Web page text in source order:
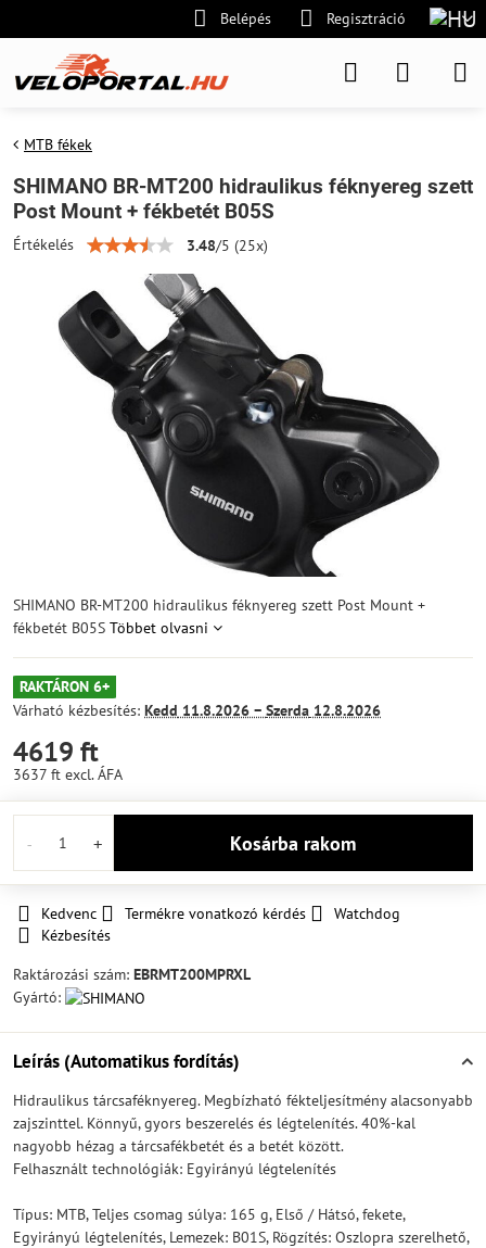
Belépés Regisztráció
MTB fékek
SHIMANO BR-MT200 hidraulikus féknyereg szett
Post Mount + fékbetét B05S
Értékelés 3.48/5 (25x)
SHIMANO BR-MT200 hidraulikus féknyereg szett Post Mount +
fékbetét B05S Többet olvasni
RAKTÁRON 6+
Várható kézbesítés: Kedd 11.8.2026 − Szerda 12.8.2026
4619 ft
3637 ft excl. ÁFA
Kosárba rakom
Kedvenc Termékre vonatkozó kérdés
Watchdog
Kézbesítés
Raktározási szám: EBRMT200MPRXL
Gyártó:
Leírás (Automatikus fordítás)
Hidraulikus tárcsaféknyereg. Megbízható fékteljesítmény alacsonyabb
zajszinttel. Könnyű, gyors beszerelés és légtelenítés. 40%-kal
nagyobb hézag a tárcsafékbetét és a betét között.
Felhasznált technológiák: Egyirányú légtelenítés
Típus: MTB, Teljes csomag súlya: 165 g, Első / Hátsó, fekete,
Egyirányú légtelenítés, Lemezek: B01S, Rögzítés: Oszlopra szerelhető,